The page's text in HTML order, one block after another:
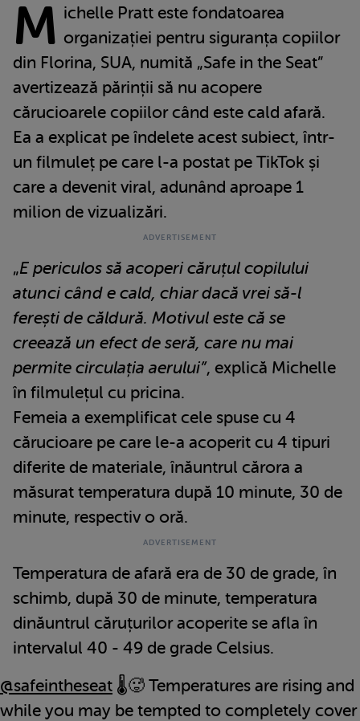
M ichelle Pratt este fondatoarea
organizației pentru siguranța copiilor
din Florina, SUA, numită „Safe in the Seat”
avertizează părinții să nu acopere
cărucioarele copiilor când este cald afară.
Ea a explicat pe îndelete acest subiect, într-
un filmuleț pe care l-a postat pe TikTok și
care a devenit viral, adunând aproape 1
milion de vizualizări.
„E periculos să acoperi căruțul copilului
atunci când e cald, chiar dacă vrei să-l
ferești de căldură. Motivul este că se
creează un efect de seră, care nu mai
permite circulația aerului”, explică Michelle
în filmulețul cu pricina.
Femeia a exemplificat cele spuse cu 4
cărucioare pe care le-a acoperit cu 4 tipuri
diferite de materiale, înăuntrul cărora a
măsurat temperatura după 10 minute, 30 de
minute, respectiv o oră.
Temperatura de afară era de 30 de grade, în
schimb, după 30 de minute, temperatura
dinăuntrul căruțurilor acoperite se afla în
intervalul 40 - 49 de grade Celsius.
@safeintheseat 🌡️🥵 Temperatures are rising and
while you may be tempted to completely cover